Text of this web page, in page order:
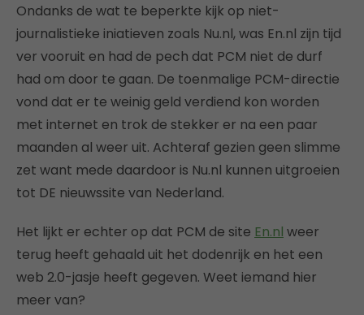
Ondanks de wat te beperkte kijk op niet-
journalistieke iniatieven zoals Nu.nl, was En.nl zijn tijd
ver vooruit en had de pech dat PCM niet de durf
had om door te gaan. De toenmalige PCM-directie
vond dat er te weinig geld verdiend kon worden
met internet en trok de stekker er na een paar
maanden al weer uit. Achteraf gezien geen slimme
zet want mede daardoor is Nu.nl kunnen uitgroeien
tot DE nieuwssite van Nederland.
Het lijkt er echter op dat PCM de site En.nl weer
terug heeft gehaald uit het dodenrijk en het een
web 2.0-jasje heeft gegeven. Weet iemand hier
meer van?